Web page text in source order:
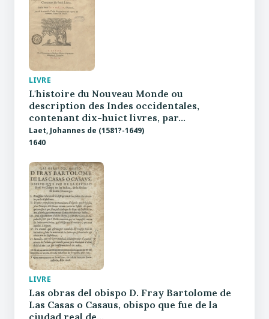
LIVRE
L'histoire du Nouveau Monde ou
description des Indes occidentales,
contenant dix-huict livres, par…
Laet, Johannes de (1581?-1649)
1640
LIVRE
Las obras del obispo D. Fray Bartolome de
Las Casas o Casaus, obispo que fue de la